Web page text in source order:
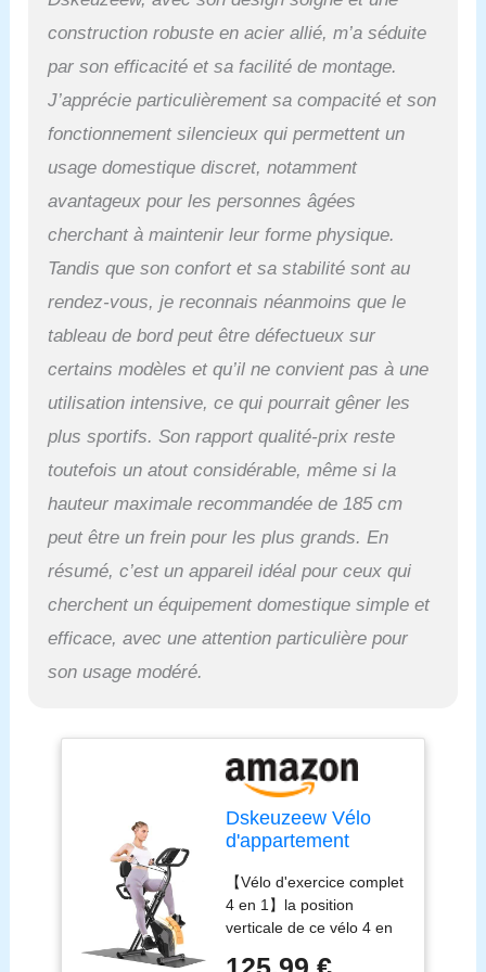
les hommes et les
personnes âgées.
pédalant facilement pour
augmenter l'intensité,
entraînements stimulants
et efficaces tout au long
de votre parcours de
remise en forme.
【Conception ultra
silencieuse】 Le vélo
d'exercice d'intérieur est
équipé d'un système de
réglage de la résistance
magnétique, vous pouvez
donc facilement régler le
niveau de résistance
pendant l'exercice. Le
système d'entraînement
par courroie stable
sûr et fluide. Il n'y aura
aucun bruit de friction
ne dérangera pas les
autres. 【X-FRAME &
d'exercice une bonne
capacité de charge allant
jusqu'à 150 kg. La
hauteur du siège est
personnes de différentes
tailles et poids. Le siège
et le dossier moelleux
construction robuste en acier allié, m’a séduite
par son efficacité et sa facilité de montage.
J’apprécie particulièrement sa compacité et son
fonctionnement silencieux qui permettent un
usage domestique discret, notamment
avantageux pour les personnes âgées
cherchant à maintenir leur forme physique.
Tandis que son confort et sa stabilité sont au
rendez-vous, je reconnais néanmoins que le
tableau de bord peut être défectueux sur
certains modèles et qu’il ne convient pas à une
utilisation intensive, ce qui pourrait gêner les
plus sportifs. Son rapport qualité-prix reste
toutefois un atout considérable, même si la
hauteur maximale recommandée de 185 cm
peut être un frein pour les plus grands. En
résumé, c’est un appareil idéal pour ceux qui
cherchent un équipement domestique simple et
efficace, avec une attention particulière pour
son usage modéré.
Dskeuzeew Vélo
d'appartement
4 en 1 vélo
magnétique pliable,
vélo d'appartement
16 niveaux de
【Vélo d'exercice complet
4 en 1】la position
verticale de ce vélo 4 en